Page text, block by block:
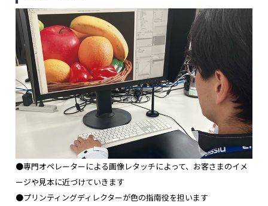
●専門オペレーターによる画像レタッチによって、お客さまのイメ
ージや見本に近づけていきます
●プリンティングディレクターが色の指南役を担います